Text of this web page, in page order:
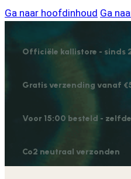
Ga naar hoofdinhoud Ga
Officiële kallistore - sinds
Gratis verzending vanaf
Voor 15:00 besteld -
Co2 neutraal verzonden